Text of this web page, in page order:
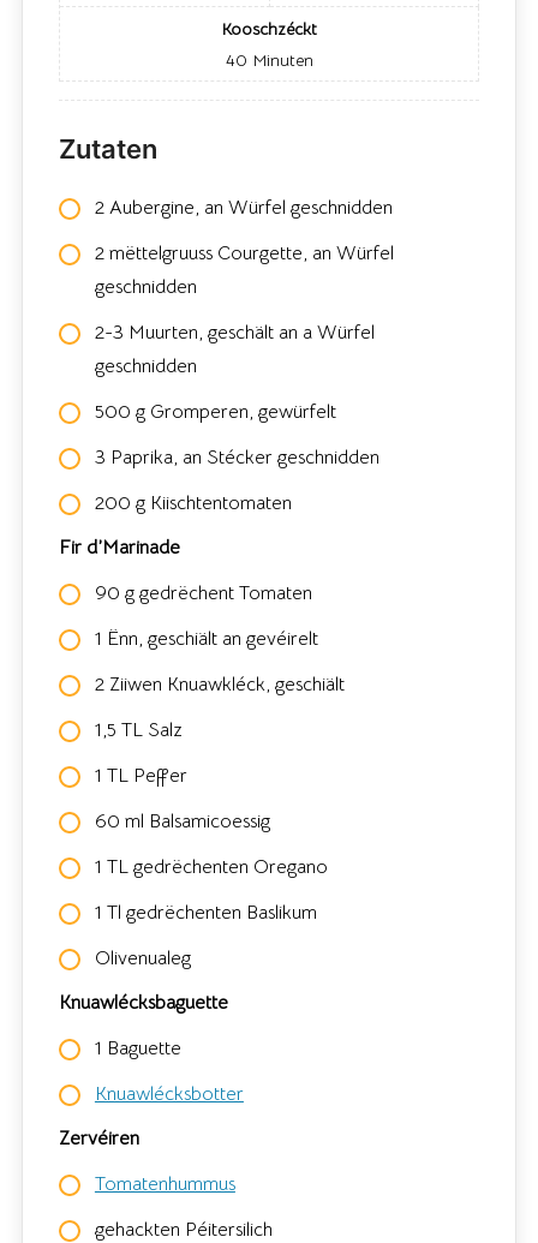
Kooschzéckt
40 Minuten
Zutaten
2 Aubergine, an Würfel geschnidden
2 mëttelgruuss Courgette, an Würfel
geschnidden
2-3 Muurten, geschält an a Würfel
geschnidden
500 g Gromperen, gewürfelt
3 Paprika, an Stécker geschnidden
200 g Kiischtentomaten
Fir d’Marinade
90 g gedrëchent Tomaten
1 Ënn, geschiält an gevéirelt
2 Ziiwen Knuawkléck, geschiält
1,5 TL Salz
1 TL Peffer
60 ml Balsamicoessig
1 TL gedrëchenten Oregano
1 Tl gedrëchenten Baslikum
Olivenualeg
Knuawlécksbaguette
1 Baguette
Knuawlécksbotter
Zervéiren
Tomatenhummus
gehackten Péitersilich